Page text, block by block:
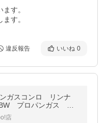
す。
す。
違反報告 いいね 0
ガスコンロ リンナ
プロパンガス メ
面焼きグリル
店